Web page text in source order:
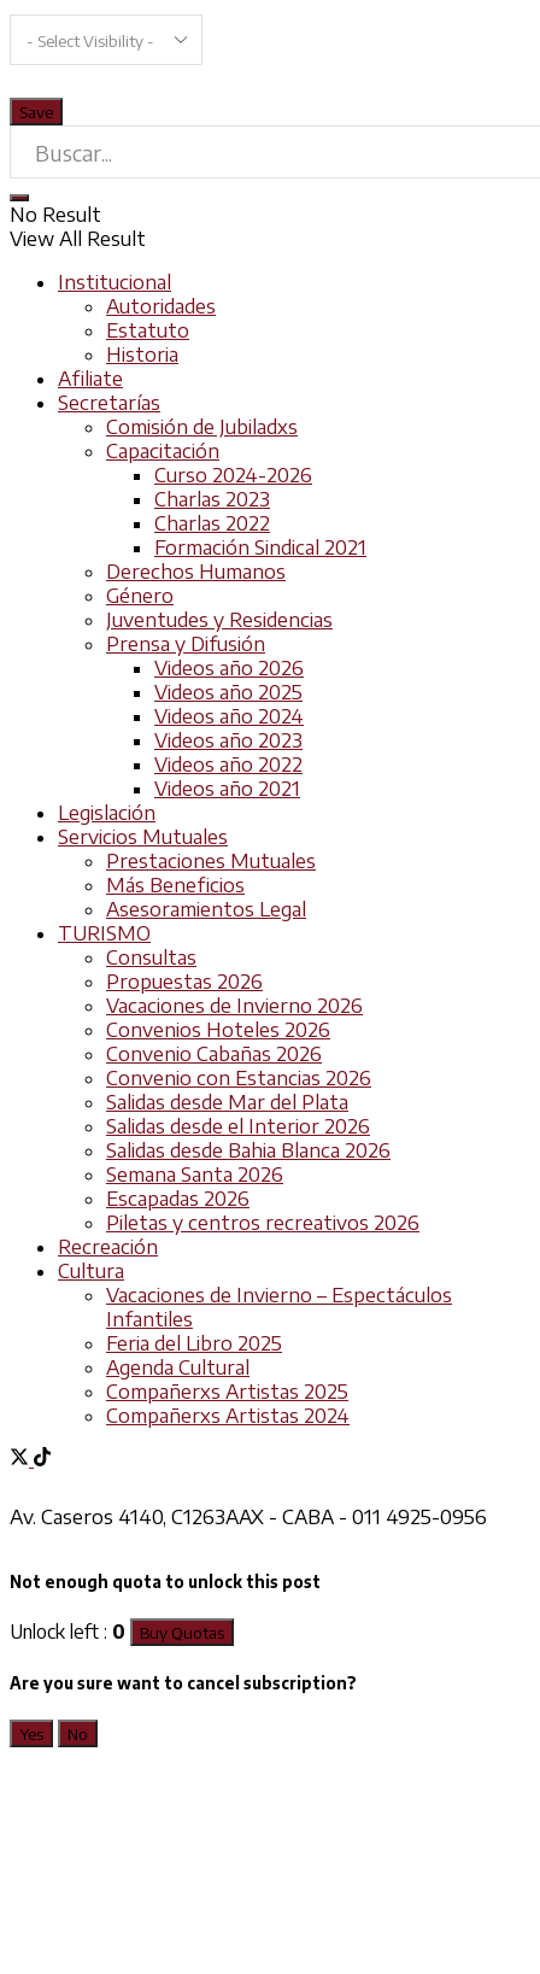
No Result
View All Result
Institucional
Autoridades
Estatuto
Historia
Afiliate
Secretarías
Comisión de Jubiladxs
Capacitación
Curso 2024-2026
Charlas 2023
Charlas 2022
Formación Sindical 2021
Derechos Humanos
Género
Juventudes y Residencias
Prensa y Difusión
Videos año 2026
Videos año 2025
Videos año 2024
Videos año 2023
Videos año 2022
Videos año 2021
Legislación
Servicios Mutuales
Prestaciones Mutuales
Más Beneficios
Asesoramientos Legal
TURISMO
Consultas
Propuestas 2026
Vacaciones de Invierno 2026
Convenios Hoteles 2026
Convenio Cabañas 2026
Convenio con Estancias 2026
Salidas desde Mar del Plata
Salidas desde el Interior 2026
Salidas desde Bahia Blanca 2026
Semana Santa 2026
Escapadas 2026
Piletas y centros recreativos 2026
Recreación
Cultura
Vacaciones de Invierno – Espectáculos
Infantiles
Feria del Libro 2025
Agenda Cultural
Compañerxs Artistas 2025
Compañerxs Artistas 2024
Av. Caseros 4140, C1263AAX - CABA - 011 4925-0956
Not enough quota to unlock this post
Unlock left : 0 Buy Quotas
Are you sure want to cancel subscription?
Yes No